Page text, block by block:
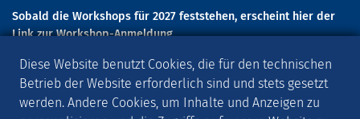
Sobald die Workshops für 2027 feststehen, erscheint hier der
Link zur Workshop-Anmeldung.
SCHORNDORFER GITARRENTAGE 2027
Die Schorndorfer Gitarrentage 2027 finden vom 6. Mai - 9. Mai
2027 statt.
Diese Website benutzt Cookies, die für den technischen
Betrieb der Website erforderlich sind und stets gesetzt
werden. Andere Cookies, um Inhalte und Anzeigen zu